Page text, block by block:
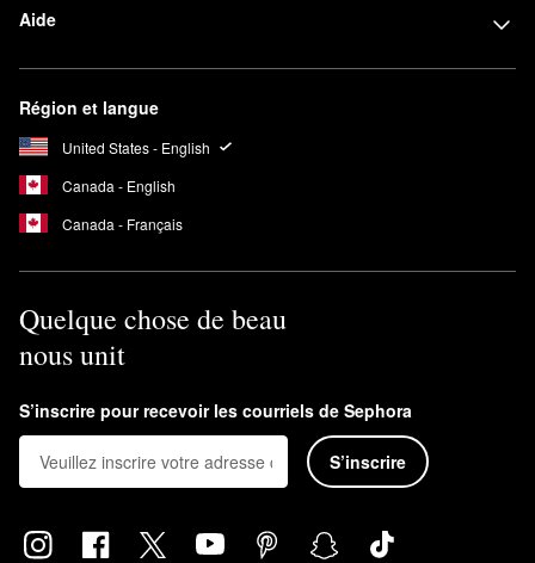
Aide
Région et langue
United States - English
Canada - English
Canada - Français
Quelque chose de beau
nous unit
S’inscrire pour recevoir les courriels de Sephora
S’inscrire